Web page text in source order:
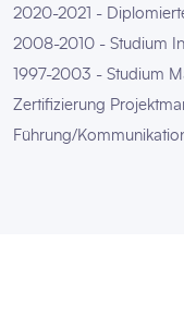
2020-2021 -
2008-2010 - Studium
1997-2003 - Studium
Zertifizierung
Führung/